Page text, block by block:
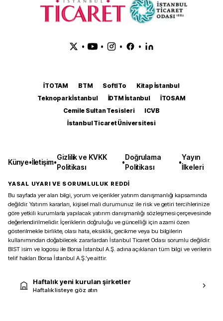
• • • •
İTOTAM BTM SoftITo
Kitap İstanbul
Teknopark İstanbul
İDTM İstanbul
İTOSAM
Cemile Sultan Tesisleri
ICVB
İstanbul Ticaret Üniversitesi
Künye•İletişim•
Gizlilik ve KVKK
Politikası
•
Doğrulama
Politikası
•
Yayın
İlkeleri
YASAL UYARI VE SORUMLULUK REDDİ
Bu sayfada yer alan bilgi, yorum ve içerikler yatırım danışmanlığı kapsamında
değildir. Yatırım kararları, kişisel mali durumunuz ile risk ve getiri tercihlerinize
göre yetkili kurumlarla yapılacak yatırım danışmanlığı sözleşmesi çerçevesinde
değerlendirilmelidir. İçeriklerin doğruluğu ve güncelliği için azami özen
gösterilmekle birlikte, olası hata, eksiklik, gecikme veya bu bilgilerin
kullanımından doğabilecek zararlardan İstanbul Ticaret Odası sorumlu değildir.
BIST isim ve logosu ile Borsa İstanbul A.Ş. adına açıklanan tüm bilgi ve verilerin
telif hakları Borsa İstanbul A.Ş.’ye aittir.
Haftalık yeni kurulan şirketler
Haftalık listeye göz atın